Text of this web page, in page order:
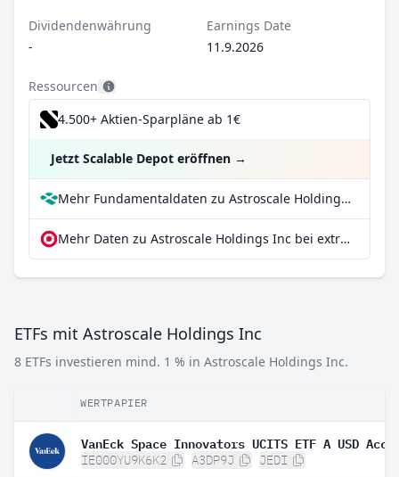
Dividendenwährung
-
Earnings Date
11.9.2026
Ressourcen
4.500+ Aktien-Sparpläne ab 1€
Jetzt Scalable Depot eröffnen →
Mehr Fundamentaldaten zu Astroscale Holdings Inc bei Parqet
Mehr Daten zu Astroscale Holdings Inc bei extraETF
ETFs mit Astroscale Holdings Inc
8 ETFs investieren mind. 1 % in Astroscale Holdings Inc.
WERTPAPIER
VanEck Space Innovators UCITS ETF A USD Acc
IE000YU9K6K2 A3DP9J JEDI